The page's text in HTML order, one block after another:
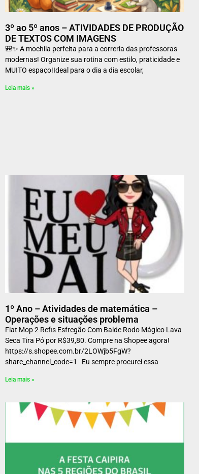
3º ao 5º anos – ATIVIDADES DE PRODUÇÃO
DE TEXTOS COM IMAGENS
🎒✨ A mochila perfeita para a correria das professoras
modernas! Organize sua rotina com estilo, praticidade e
MUITO espaço!Ideal para o dia a dia escolar,
Leia mais »
1º Ano – Atividades de matemática –
Operações e situações problema
Flat Mop 2 Refis Esfregão Com Balde Rodo Mágico Lava
Seca Tira Pó por R$39,80. Compre na Shopee agora!
https://s.shopee.com.br/2LOWjb5FgW?
share_channel_code=1 Eu sempre procurei essa
Leia mais »